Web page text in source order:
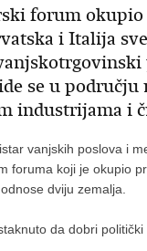
forum
i Italija
se u
industrijama i
vanjskih poslova i
foruma koji je okupio
dviju zemalja.
da dobri